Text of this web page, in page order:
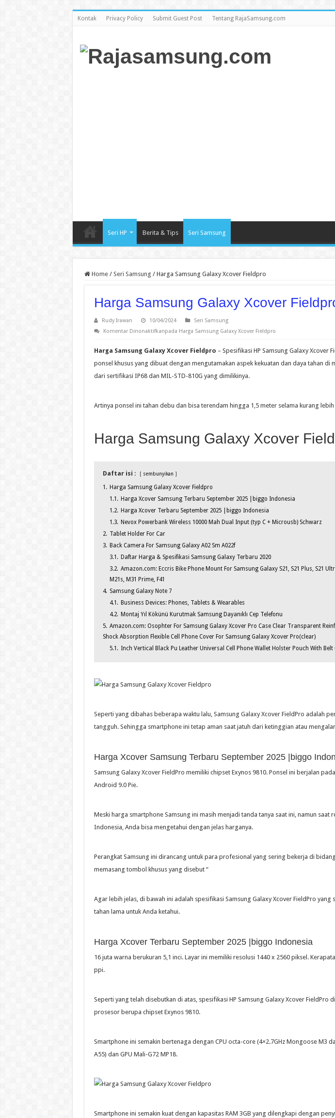
Kontak Privacy Policy Submit Guest Post Tentang RajaSamsung.com
Seri HP Berita & Tips Seri Samsung
Home / Seri Samsung / Harga Samsung Galaxy Xcover Fieldpro
Harga Samsung Galaxy Xcover
Rudy Irawan 10/04/2024
Seri Samsung
Komentar Dinonaktifkanpada Harga Samsung Galaxy Xcover Fieldpro
Harga Samsung Galaxy Xcover Fieldpro – Spesifikasi HP Samsung Galaxy Xcover
ponsel khusus yang dibuat dengan mengutamakan aspek kekuatan dan daya tahan di
dari sertifikasi IP68 dan MIL-STD-810G yang dimilikinya.
Artinya ponsel ini tahan debu dan bisa terendam hingga 1,5 meter selama kurang
Harga Samsung Galaxy Xcover
Daftar isi : sembunyikan
1. Harga Samsung Galaxy Xcover Fieldpro
1.1. Harga Xcover Samsung Terbaru September 2025 |biggo Indonesia
1.2. Harga Xcover Terbaru September 2025 |biggo Indonesia
1.3. Nevox Powerbank Wireless 10000 Mah Dual Input (typ C + Microusb) Schwarz
2. Tablet Holder For Car
3. Back Camera For Samsung Galaxy A02 Sm A022f
3.1. Daftar Harga & Spesifikasi Samsung Galaxy Terbaru 2020
3.2. Amazon.com: Eccris Bike Phone Mount For Samsung Galaxy S21, S21 Plus, S21
M21s, M31 Prime, F41
4. Samsung Galaxy Note 7
4.1. Business Devices: Phones, Tablets & Wearables
4.2. Montaj Yıl Kökünü Kurutmak Samsung Dayanıklı Cep Telefonu
5. Amazon.com: Osophter For Samsung Galaxy Xcover Pro Case Clear Transparent
Shock Absorption Flexible Cell Phone Cover For Samsung Galaxy Xcover Pro(clear)
5.1. Inch Vertical Black Pu Leather Universal Cell Phone Wallet Holster Pouch With Belt
Seperti yang dibahas beberapa waktu lalu, Samsung Galaxy Xcover FieldPro adalah
tangguh. Sehingga smartphone ini tetap aman saat jatuh dari ketinggian atau
Harga Xcover Samsung Terbaru September 2025 |biggo
Samsung Galaxy Xcover FieldPro memiliki chipset Exynos 9810. Ponsel ini berjalan
Android 9.0 Pie.
Meski harga smartphone Samsung ini masih menjadi tanda tanya saat ini, namun saat
Indonesia, Anda bisa mengetahui dengan jelas harganya.
Perangkat Samsung ini dirancang untuk para profesional yang sering bekerja di
memasang tombol khusus yang disebut “
Agar lebih jelas, di bawah ini adalah spesifikasi Samsung Galaxy Xcover FieldPro yang
tahan lama untuk Anda ketahui.
Harga Xcover Terbaru September 2025 |biggo Indonesia
16 juta warna berukuran 5,1 inci. Layar ini memiliki resolusi 1440 x 2560 piksel.
ppi.
Seperti yang telah disebutkan di atas, spesifikasi HP Samsung Galaxy Xcover FieldPro
prosesor berupa chipset Exynos 9810.
Smartphone ini semakin bertenaga dengan CPU octa-core (4×2.7GHz Mongoose M3
A55) dan GPU Mali-G72 MP18.
Smartphone ini semakin kuat dengan kapasitas RAM 3GB yang dilengkapi dengan